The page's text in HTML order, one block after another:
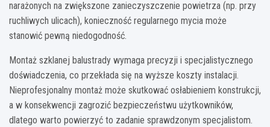
narażonych na zwiększone zanieczyszczenie powietrza (np. przy
ruchliwych ulicach), konieczność regularnego mycia może
stanowić pewną niedogodność.
Montaż szklanej balustrady wymaga precyzji i specjalistycznego
doświadczenia, co przekłada się na wyższe koszty instalacji.
Nieprofesjonalny montaż może skutkować osłabieniem konstrukcji,
a w konsekwencji zagrozić bezpieczeństwu użytkowników,
dlatego warto powierzyć to zadanie sprawdzonym specjalistom.